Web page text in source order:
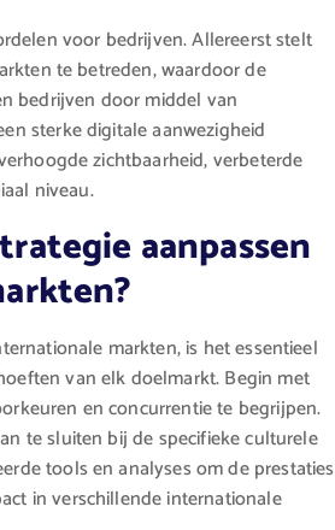
voor bedrijven. Allereerst stelt
te betreden, waardoor de
bedrijven door middel van
sterke digitale aanwezigheid
zichtbaarheid, verbeterde
niveau.
aanpassen
markten, is het essentieel
van elk doelmarkt. Begin met
en concurrentie te begrijpen.
te sluiten bij de specifieke culturele
tools en analyses om de prestaties
in verschillende internationale